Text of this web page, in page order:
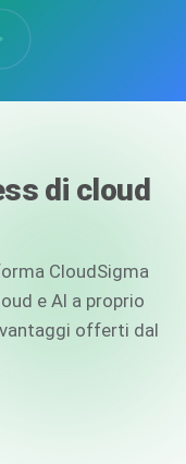
di cloud
CloudSigma
e AI a proprio
offerti dal